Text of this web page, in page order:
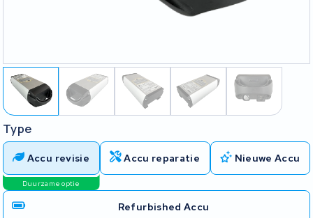
Type
Accu revisie
Duurzame optie
Accu reparatie Nieuwe Accu
Refurbished Accu